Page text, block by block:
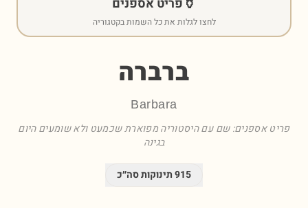
פריט אספנים
לחצו לגלות את כל השמות בקטגוריה
ברברה
Barbara
פריט אספנים: שם עם היסטוריה מפוארת שכמעט ולא שומעים היום
בגינה
915תינוקות סה״כ